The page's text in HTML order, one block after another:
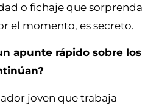
o fichaje que sorprenda
el momento, es secreto.
apunte rápido sobre los
joven que trabaja